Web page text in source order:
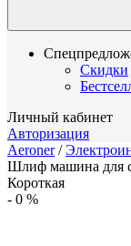
Скидки
Личный кабинет
Авторизация
Aeroner/
Шлиф машина для
Короткая
- 0 %